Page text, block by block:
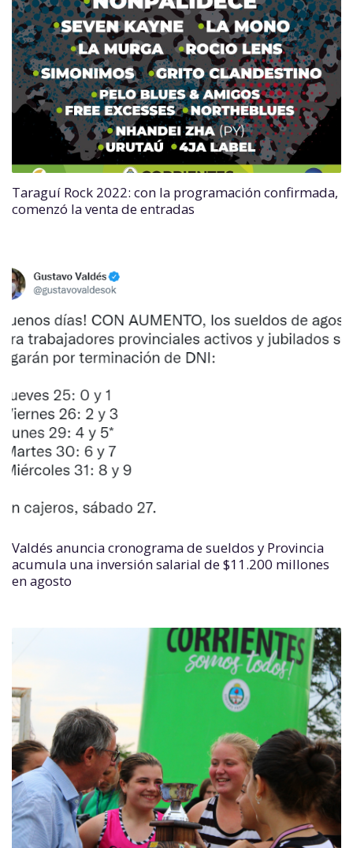
Taraguí Rock 2022: con la programación confirmada,
comenzó la venta de entradas
Valdés anuncia cronograma de sueldos y Provincia
acumula una inversión salarial de $11.200 millones
en agosto